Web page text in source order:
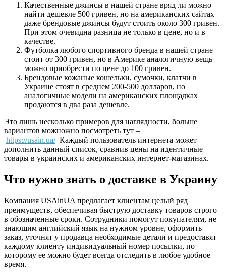
Качественные джинсы в нашей стране вряд ли можно
найти дешевле 500 гривен, но на американских сайтах
даже брендовые джинсы будут стоить около 300 гривен.
При этом очевидна разница не только в цене, но и в
качестве.
Футболка любого спортивного бренда в нашей стране
стоит от 300 гривен, но в Америке аналогичную вещь
можно приобрести по цене до 100 гривен.
Брендовые кожаные кошельки, сумочки, клатчи в
Украине стоят в среднем 200-500 долларов, но
аналогичные модели на американских площадках
продаются в два раза дешевле.
Это лишь несколько примеров для наглядности, больше
вариантов можножно посмотреть тут –
https://usain.ua/Каждый пользователь интернета может
дополнить данный список, сравнив цены на идентичные
товары в украинских и американских интернет-магазинах.
Что нужно знать о доставке в Украину
Компания USAinUA предлагает клиентам целый ряд
преимуществ, обеспечивая быструю доставку товаров строго
в обозначенные сроки. Сотрудники помогут покупателям, не
знающим английский язык на нужном уровне, оформить
заказ, уточнят у продавца необходимые детали и предоставят
каждому клиенту индивидуальный номер посылки, по
которому ее можно будет всегда отследить в любое удобное
время.